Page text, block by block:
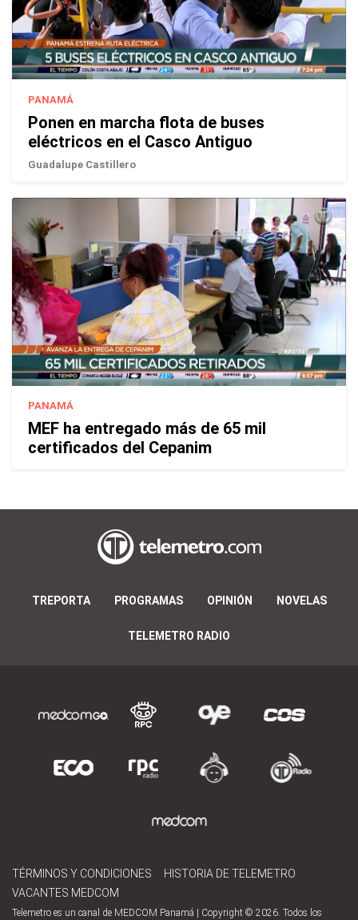
PANAMÁ
Ponen en marcha flota de buses
eléctricos en el Casco Antiguo
Guadalupe Castillero
PANAMÁ
MEF ha entregado más de 65 mil
certificados del Cepanim
TREPORTA PROGRAMAS OPINIÓN NOVELAS
TELEMETRO RADIO
TÉRMINOS Y CONDICIONES
HISTORIA DE TELEMETRO
VACANTES MEDCOM
Telemetro es un canal de MEDCOM Panamá | Copyright © 2026. Todos los